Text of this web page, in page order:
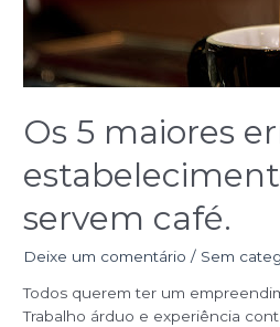
Os 5 maiores
servem café.
Deixe um comentário / Sem
Todos querem ter um
Trabalho árduo e experiência